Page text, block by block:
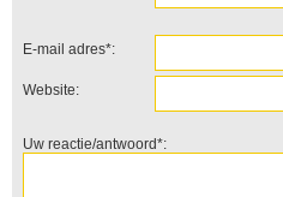
E-mail adres*:
Website:
Uw reactie/antwoord*: